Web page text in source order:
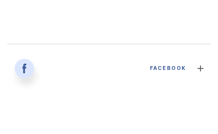
FACEBOOK